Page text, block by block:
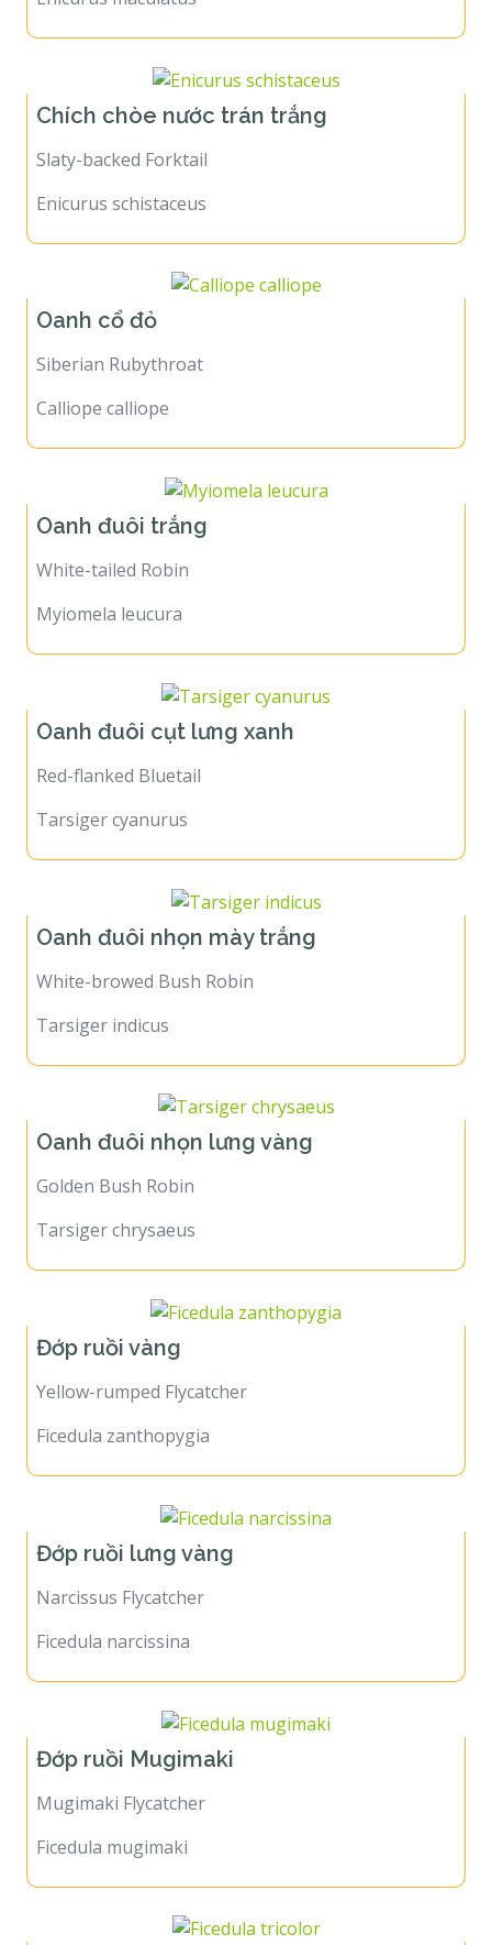
Chích chòe nước trán trắng
Slaty-backed Forktail
Enicurus schistaceus
Oanh cổ đỏ
Siberian Rubythroat
Calliope calliope
Oanh đuôi trắng
White-tailed Robin
Myiomela leucura
Oanh đuôi cụt lưng xanh
Red-flanked Bluetail
Tarsiger cyanurus
Oanh đuôi nhọn mày trắng
White-browed Bush Robin
Tarsiger indicus
Oanh đuôi nhọn lưng vàng
Golden Bush Robin
Tarsiger chrysaeus
Đớp ruồi vàng
Yellow-rumped Flycatcher
Ficedula zanthopygia
Đớp ruồi lưng vàng
Narcissus Flycatcher
Ficedula narcissina
Đớp ruồi Mugimaki
Mugimaki Flycatcher
Ficedula mugimaki